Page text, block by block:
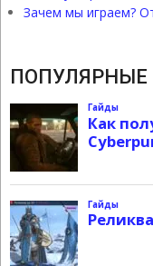
Зачем мы играем?
ПОПУЛЯРНЫЕ